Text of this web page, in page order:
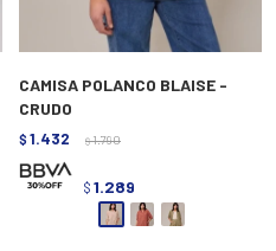
CAMISA POLANCO BLAISE -
CRUDO
$ 1.432 $ 1.790
$ 1.289